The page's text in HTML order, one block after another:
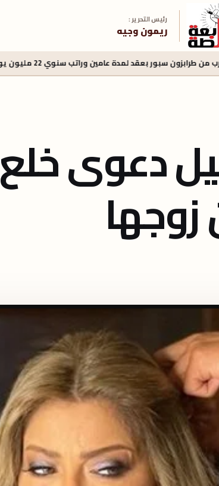
رئيس التحرير :
ريمون وجيه
لمدة عامين وراتب سنوي 22 مليون يورو منذ 18 ساعة
دعوى خلع
زوجها